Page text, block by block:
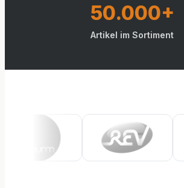
50.000+
Artikel im Sortiment